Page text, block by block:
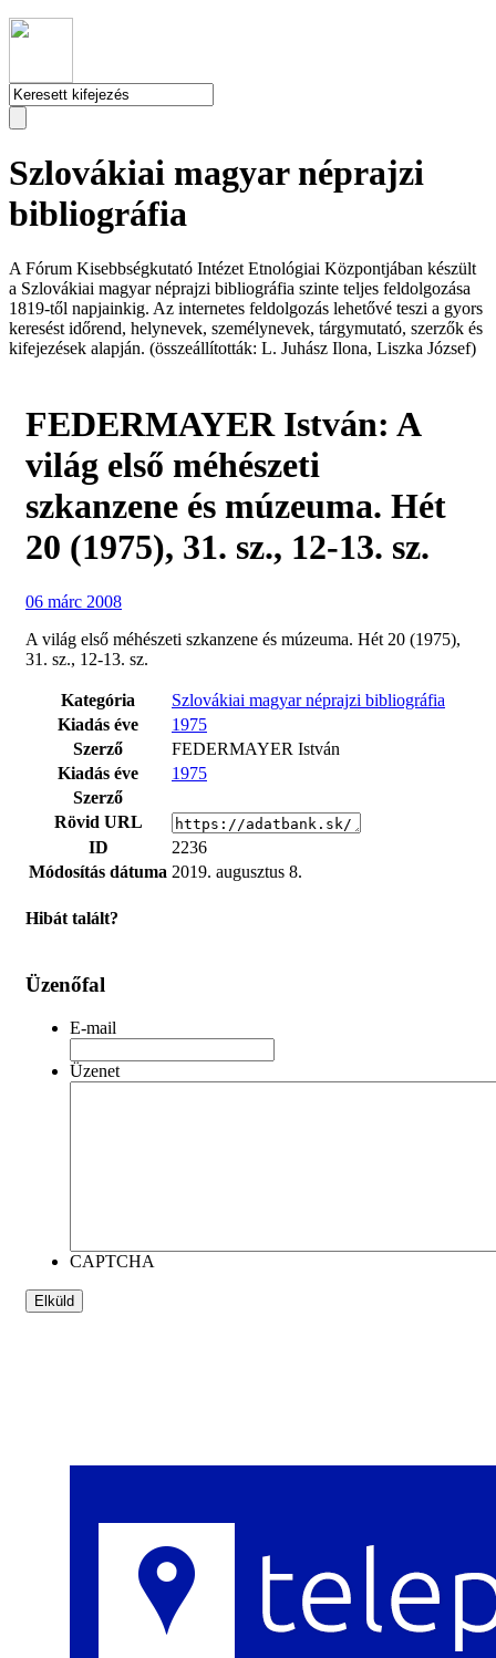
Szlovákiai magyar néprajzi
bibliográfia
A Fórum Kisebbségkutató Intézet Etnológiai Központjában készült
a Szlovákiai magyar néprajzi bibliográfia szinte teljes feldolgozása
1819-től napjainkig. Az internetes feldolgozás lehetővé teszi a gyors
keresést időrend, helynevek, személynevek, tárgymutató, szerzők és
kifejezések alapján. (összeállították: L. Juhász Ilona, Liszka József)
FEDERMAYER István: A
világ első méhészeti
szkanzene és múzeuma. Hét
20 (1975), 31. sz., 12-13. sz.
06 márc 2008
A világ első méhészeti szkanzene és múzeuma. Hét 20 (1975),
31. sz., 12-13. sz.
Kategória
Szlovákiai magyar néprajzi bibliográfia
Kiadás éve
1975
Szerző
FEDERMAYER István
Kiadás éve
1975
Szerző
Rövid URL
ID
2236
Módosítás dátuma 2019. augusztus 8.
Hibát talált?
Üzenőfal
E-mail
Üzenet
CAPTCHA